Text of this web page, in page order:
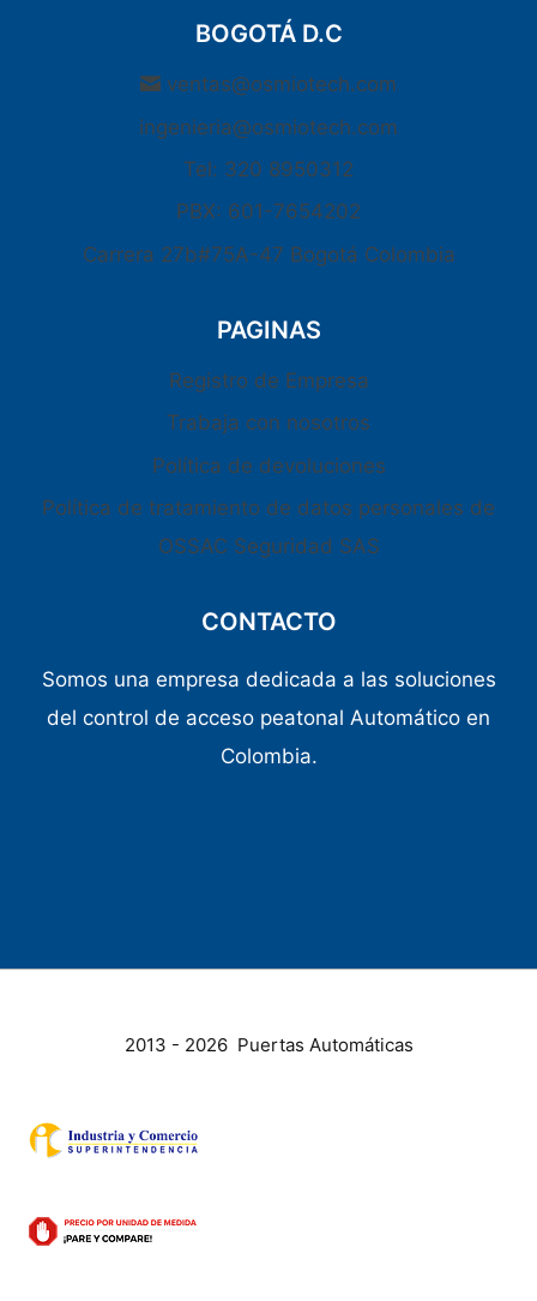
BOGOTÁ D.C
ventas@osmiotech.com
ingenieria@osmiotech.com
Tel: 320 8950312
PBX: 601-7654202
Carrera 27b#75A-47 Bogotá Colombia
PAGINAS
Registro de Empresa
Trabaja con nosotros
Política de devoluciones
Política de tratamiento de datos personales de
OSSAC Seguridad SAS
CONTACTO
Somos una empresa dedicada a las soluciones
del control de acceso peatonal Automático en
Colombia.
2013 - 2026 Puertas Automáticas